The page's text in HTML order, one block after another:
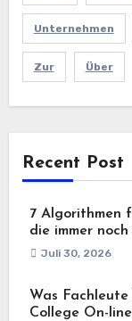
Unternehmen
Zur Über
Recent Post
7 Algorithmen
die immer
Juli 30, 2026
Was
College On-